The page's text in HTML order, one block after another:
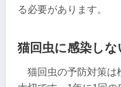
る必要があります。
猫回虫に感染し
猫回虫の予防対策は